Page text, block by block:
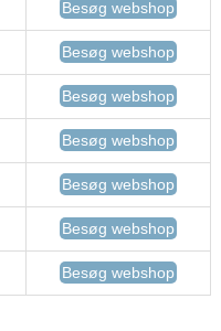
Besøg webshop
Besøg webshop
Besøg webshop
Besøg webshop
Besøg webshop
Besøg webshop
Besøg webshop